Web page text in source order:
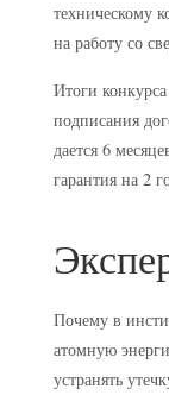
техническому
на работу со
Итоги
подписания
дается 6
гарантия на 2
Почему в
атомную
устранять